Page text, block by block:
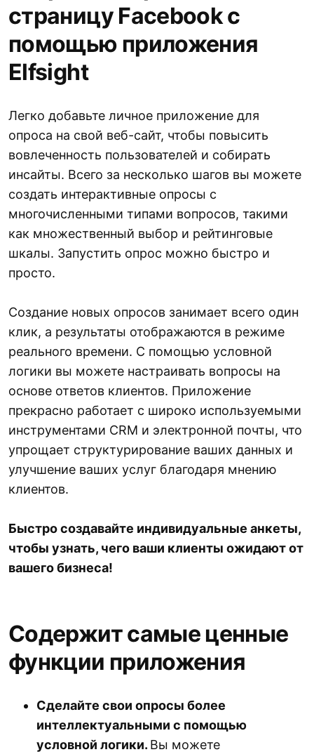
страницу Facebook с
помощью приложения
Elfsight
Легко добавьте личное приложение для
опроса на свой веб-сайт, чтобы повысить
вовлеченность пользователей и собирать
инсайты. Всего за несколько шагов вы можете
создать интерактивные опросы с
многочисленными типами вопросов, такими
как множественный выбор и рейтинговые
шкалы. Запустить опрос можно быстро и
просто.
Создание новых опросов занимает всего один
клик, а результаты отображаются в режиме
реального времени. С помощью условной
логики вы можете настраивать вопросы на
основе ответов клиентов. Приложение
прекрасно работает с широко используемыми
инструментами CRM и электронной почты, что
упрощает структурирование ваших данных и
улучшение ваших услуг благодаря мнению
клиентов.
Быстро создавайте индивидуальные анкеты,
чтобы узнать, чего ваши клиенты ожидают от
вашего бизнеса!
Содержит самые ценные
функции приложения
Сделайте свои опросы более
интеллектуальными с помощью
условной логики. Вы можете